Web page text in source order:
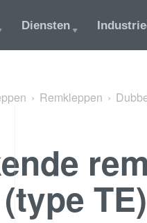
Remkleppen
TE)
Diensten